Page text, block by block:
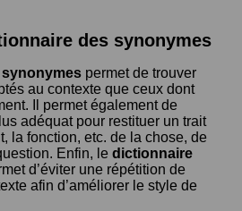
des synonymes
permet de trouver
au contexte que ceux dont
Il permet également de
adéquat pour restituer un trait
la fonction, etc. de la chose, de
Enfin, le dictionnaire
d’éviter une répétition de
afin d’améliorer le style de